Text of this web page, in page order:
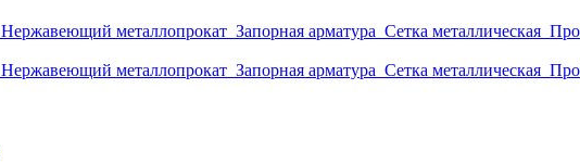
Нержавеющий металлопрокат Запорная арматура Сетка металлическая
Нержавеющий металлопрокат Запорная арматура Сетка металлическая